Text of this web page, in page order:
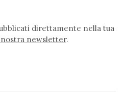
direttamente nella tua
newsletter.